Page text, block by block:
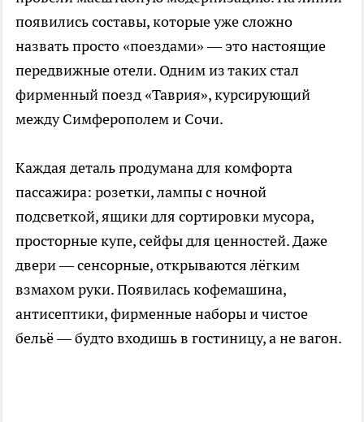
появились составы, которые уже сложно
назвать просто «поездами» — это настоящие
передвижные отели. Одним из таких стал
фирменный поезд «Таврия», курсирующий
между Симферополем и Сочи.
Каждая деталь продумана для комфорта
пассажира: розетки, лампы с ночной
подсветкой, ящики для сортировки мусора,
просторные купе, сейфы для ценностей. Даже
двери — сенсорные, открываются лёгким
взмахом руки. Появилась кофемашина,
антисептики, фирменные наборы и чистое
бельё — будто входишь в гостиницу, а не вагон.